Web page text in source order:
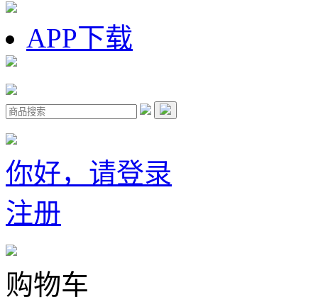
APP下载
你好，请登录
注册
购物车